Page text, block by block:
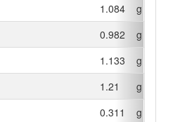
1.084
g
0.982
g
1.133
g
1.21
g
0.311
g